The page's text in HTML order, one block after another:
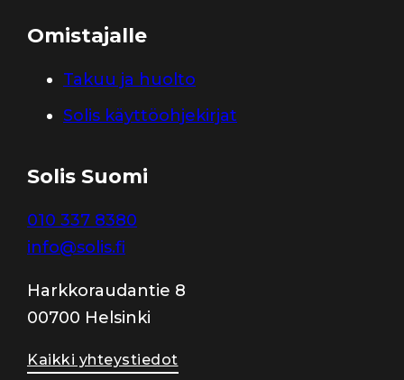
Omistajalle
Takuu ja huolto
Solis käyttöohjekirjat
Solis Suomi
010 337 8380
info@solis.fi
Harkkoraudantie 8
00700 Helsinki
Kaikki yhteystiedot